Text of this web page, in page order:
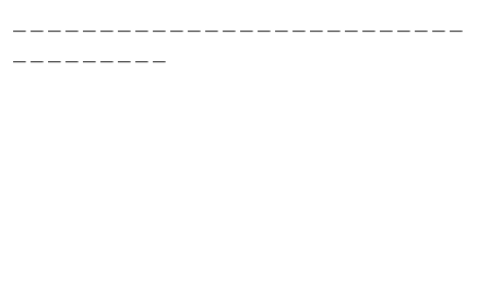
－－－－－－－－－－－－－－－－－－－－－－－－－－
－－－－－－－－－